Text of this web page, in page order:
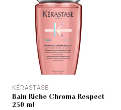
KÉRASTASE
Bain Riche Chroma Respect
250 ml